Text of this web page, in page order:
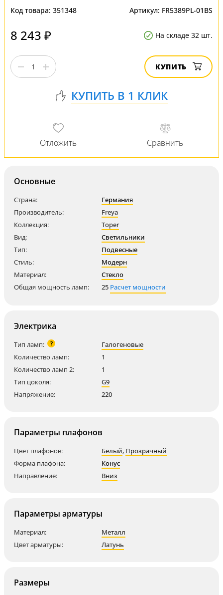
Код товара: 351348 Артикул: FR5389PL-01BS
8 243 ₽ На складе 32 шт.
КУПИТЬ
Основные
Страна:
Германия
Производитель:
Freya
Коллекция:
Toper
Вид:
Светильники
Тип:
Подвесные
Стиль:
Модерн
Материал:
Стекло
Общая мощность ламп:
25 Расчет мощности
Электрика
Тип ламп: ?
Галогеновые
Количество ламп:
1
Количество ламп 2:
1
Тип цоколя:
G9
Напряжение:
220
Параметры плафонов
Цвет плафонов: Белый, Прозрачный
Форма плафона:
Конус
Направление:
Вниз
Параметры арматуры
Материал:
Металл
Цвет арматуры:
Латунь
Размеры